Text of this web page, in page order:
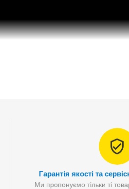
Гарантія якості та
Ми пропонуємо тільки ті